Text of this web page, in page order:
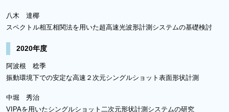
八木 達椰
スペクトル相互相関法を用いた超高速光波形計測システムの基礎検討
2020年度
阿波根 稔季
振動環境下での安定な高速２次元シングルショット表面形状計測
中堀 秀治
VIPAを用いたシングルショット二次元形状計測システムの研究